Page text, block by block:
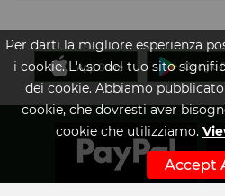
Per darti la migliore esperienza
i cookie. L'uso del tuo sito
dei cookie. Abbiamo
cookie, che dovresti aver
cookie che utilizziamo.
Accept